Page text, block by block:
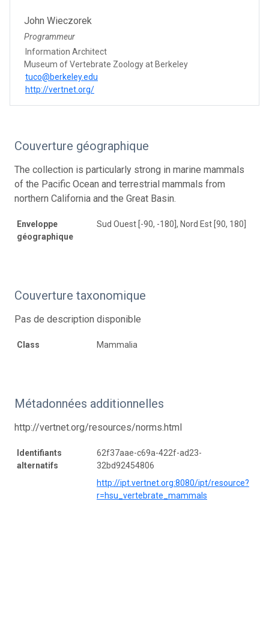
John Wieczorek
Programmeur
Information Architect
Museum of Vertebrate Zoology at Berkeley
tuco@berkeley.edu
http://vertnet.org/
Couverture géographique
The collection is particularly strong in marine mammals
of the Pacific Ocean and terrestrial mammals from
northern California and the Great Basin.
Enveloppe
géographique
Sud Ouest [-90, -180], Nord Est [90, 180]
Couverture taxonomique
Pas de description disponible
Class Mammalia
Métadonnées additionnelles
http://vertnet.org/resources/norms.html
Identifiants
alternatifs
62f37aae-c69a-422f-ad23-
32bd92454806
http://ipt.vertnet.org:8080/ipt/resource?
r=hsu_vertebrate_mammals